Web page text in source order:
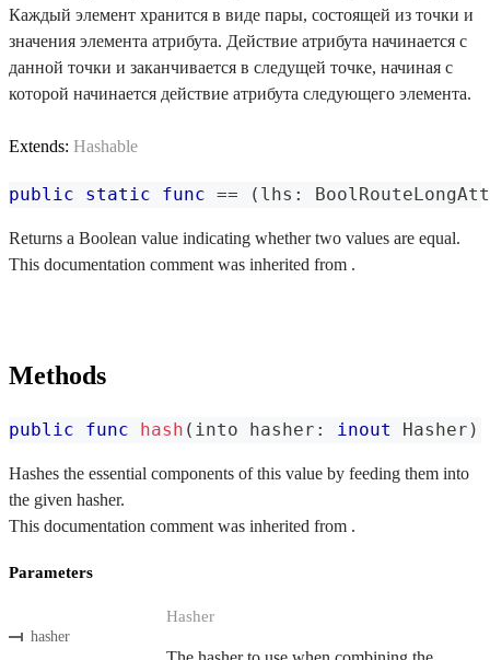
Каждый элемент хранится в виде пары, состоящей из точки и
значения элемента атрибута. Действие атрибута начинается с
данной точки и заканчивается в следущей точке, начиная с
которой начинается действие атрибута следующего элемента.
Extends: Hashable
public static func == ( lhs :
Returns a Boolean value indicating whether two values are equal.
This documentation comment was inherited from .
Methods
public func hash ( into hasher : inout Hasher )
Hashes the essential components of this value by feeding them into
the given hasher.
This documentation comment was inherited from .
Parameters
hasher
Hasher